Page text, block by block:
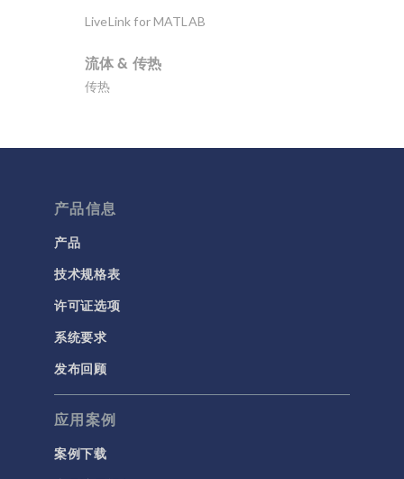
LiveLink for MATLAB
流体 & 传热
传热
多孔介质流动
流体流动颗粒跟踪
电磁学
RF 与微波工程
低频电磁学
半导体器件
带电粒子追踪
波动光学
产品信息
产品
技术规格表
许可证选项
系统要求
发布回顾
应用案例
案例下载